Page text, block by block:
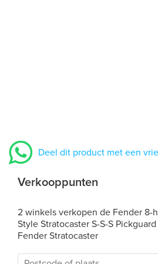
Deel dit product met een
Verkooppunten
2 winkels verkopen de Fender 8-
Style Stratocaster S-S-S
Fender Stratocaster